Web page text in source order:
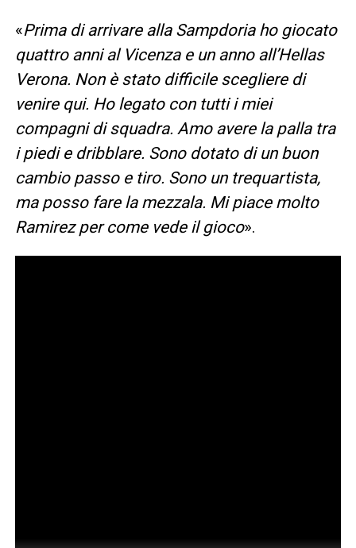
«Prima di arrivare alla Sampdoria ho giocato
quattro anni al Vicenza e un anno all’Hellas
Verona. Non è stato difficile scegliere di
venire qui. Ho legato con tutti i miei
compagni di squadra. Amo avere la palla tra
i piedi e dribblare. Sono dotato di un buon
cambio passo e tiro. Sono un trequartista,
ma posso fare la mezzala. Mi piace molto
Ramirez per come vede il gioco».